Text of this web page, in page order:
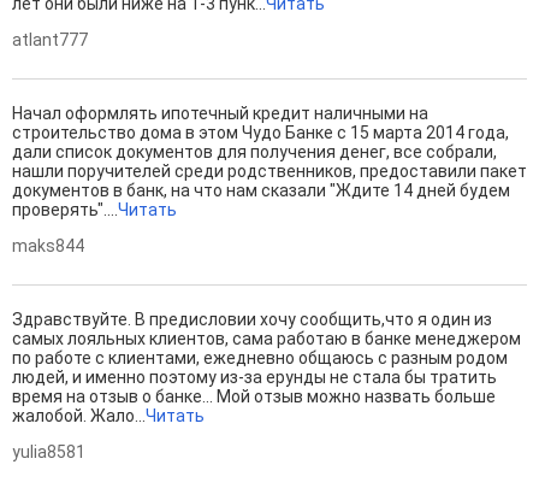
лет они были ниже на 1-3 пунк...Читать
atlant777
Начал оформлять ипотечный кредит наличными на
строительство дома в этом Чудо Банке с 15 марта 2014 года,
дали список документов для получения денег, все собрали,
нашли поручителей среди родственников, предоставили пакет
документов в банк, на что нам сказали "Ждите 14 дней будем
проверять"....Читать
maks844
Здравствуйте. В предисловии хочу сообщить,что я один из
самых лояльных клиентов, сама работаю в банке менеджером
по работе с клиентами, ежедневно общаюсь с разным родом
людей, и именно поэтому из-за ерунды не стала бы тратить
время на отзыв о банке... Мой отзыв можно назвать больше
жалобой. Жало...Читать
yulia8581